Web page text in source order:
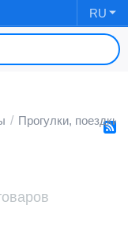
RU
/ Прогулки,